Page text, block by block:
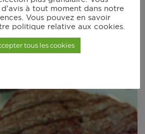
filet à l’estragon
à tout moment dans notre
Vous pouvez en savoir
politique relative aux cookies.
tous les cookies